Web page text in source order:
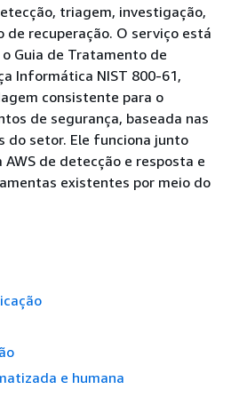
triagem, investigação,
de recuperação. O serviço está
Guia de Tratamento de
Informática NIST 800-61,
consistente para o
de segurança, baseada nas
do setor. Ele funciona junto
de detecção e resposta e
existentes por meio do
e humana